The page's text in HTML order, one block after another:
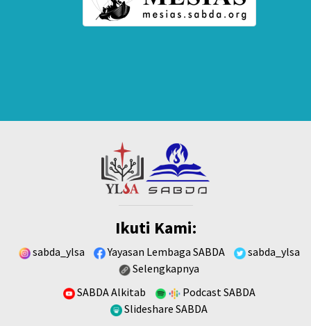
Ikuti Kami:
sabda_ylsa Yayasan Lembaga SABDA
sabda_ylsa
Selengkapnya
SABDA Alkitab
Podcast SABDA
Slideshare SABDA